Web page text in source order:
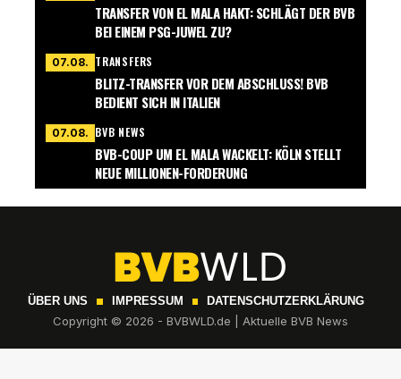
TRANSFER VON EL MALA HAKT: SCHLÄGT DER BVB
BEI EINEM PSG-JUWEL ZU?
07.08. TRANSFERS
BLITZ-TRANSFER VOR DEM ABSCHLUSS! BVB
BEDIENT SICH IN ITALIEN
07.08. BVB NEWS
BVB-COUP UM EL MALA WACKELT: KÖLN STELLT
NEUE MILLIONEN-FORDERUNG
ÜBER UNS IMPRESSUM DATENSCHUTZERKLÄRUNG
Copyright © 2026 - BVBWLD.de | Aktuelle BVB News